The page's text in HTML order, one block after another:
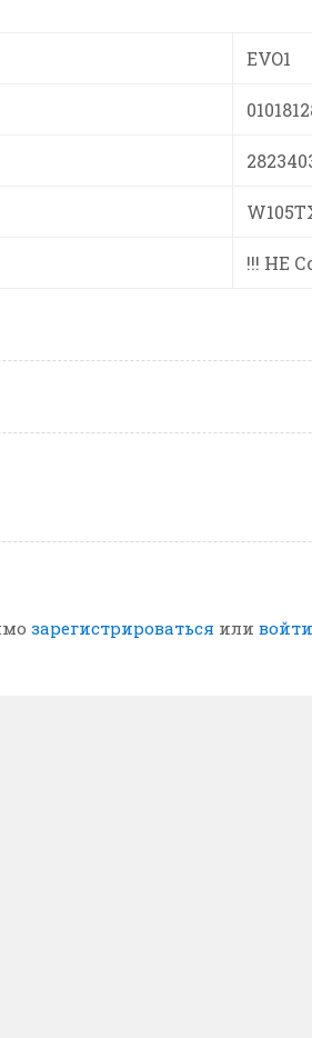
EVO1
!!! НЕ
зарегистрироваться или войти